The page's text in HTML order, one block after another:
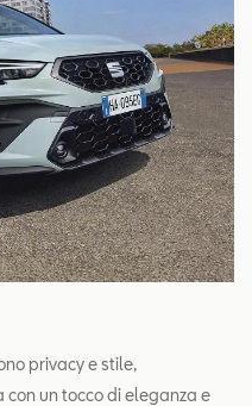
privacy e stile,
un tocco di eleganza e